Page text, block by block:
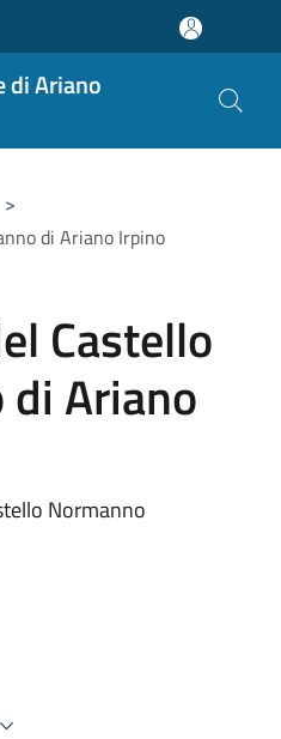
di Ariano
>
di Ariano Irpino
Castello
Ariano
Normanno